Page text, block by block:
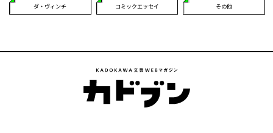
ダ・ヴィンチ コミックエッセイ その他